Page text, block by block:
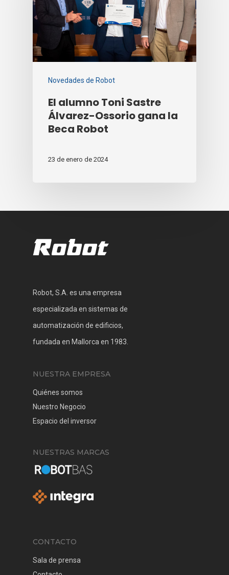
Novedades de Robot
El alumno Toni Sastre
Álvarez-Ossorio gana la
Beca Robot
23 de enero de 2024
Robot, S.A. es una empresa
especializada en sistemas de
automatización de edificios,
fundada en Mallorca en 1983.
NUESTRA EMPRESA
Quiénes somos
Nuestro Negocio
Espacio del inversor
NUESTRAS MARCAS
CONTACTO
Sala de prensa